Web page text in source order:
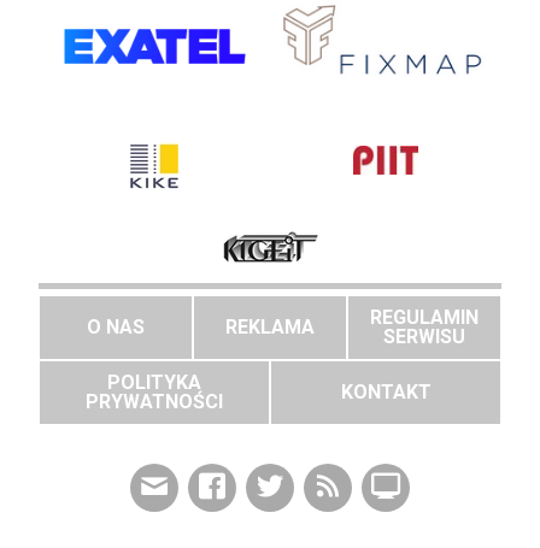
O NAS REKLAMA
REGULAMIN
SERWISU
POLITYKA
PRYWATNOŚCI
KONTAKT